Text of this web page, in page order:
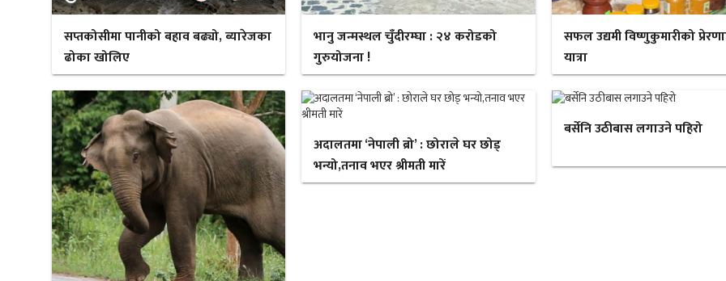
सप्तकोसीमा पानीको बहाव बढ्यो, ब्यारेजका
ढोका खोलिए
भानु जन्मस्थल चुँदीरम्घा : २४ करोडको
गुरुयोजना !
सफल उद्यमी विष्णुकुमारीको
यात्रा
अदालतमा ‘नेपाली ब्रो’ : छोराले घर छोड्
भन्यो,तनाव भएर श्रीमती मारें
बर्सेनि उठीबास लगाउने पहिरो